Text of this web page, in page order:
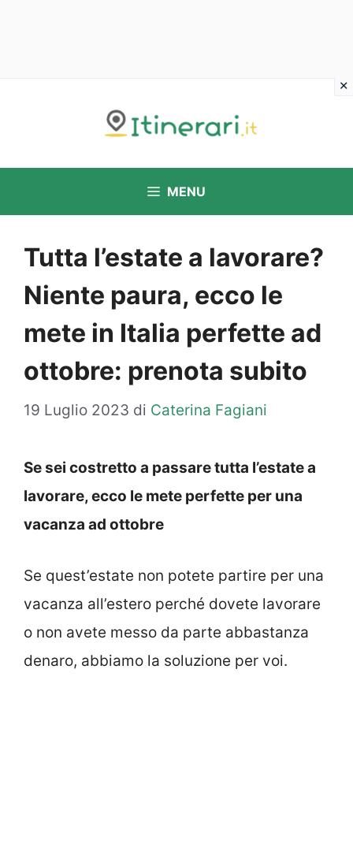
MENU
Tutta l’estate a lavorare?
Niente paura, ecco le
mete in Italia perfette ad
ottobre: prenota subito
19 Luglio 2023 di Caterina Fagiani
Se sei costretto a passare tutta l’estate a
lavorare, ecco le mete perfette per una
vacanza ad ottobre
Se quest’estate non potete partire per una
vacanza all’estero perché dovete lavorare
o non avete messo da parte abbastanza
denaro, abbiamo la soluzione per voi.